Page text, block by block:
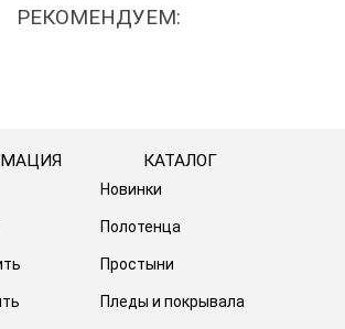
РЕКОМЕНДУЕМ:
КАТАЛОГ
Новинки
Полотенца
Простыни
Пледы и покрывала